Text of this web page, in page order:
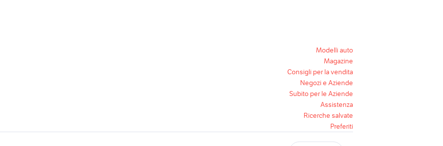
Modelli auto
Magazine
Consigli per la vendita
Negozi e Aziende
Subito per le Aziende
Assistenza
Ricerche salvate
Preferiti